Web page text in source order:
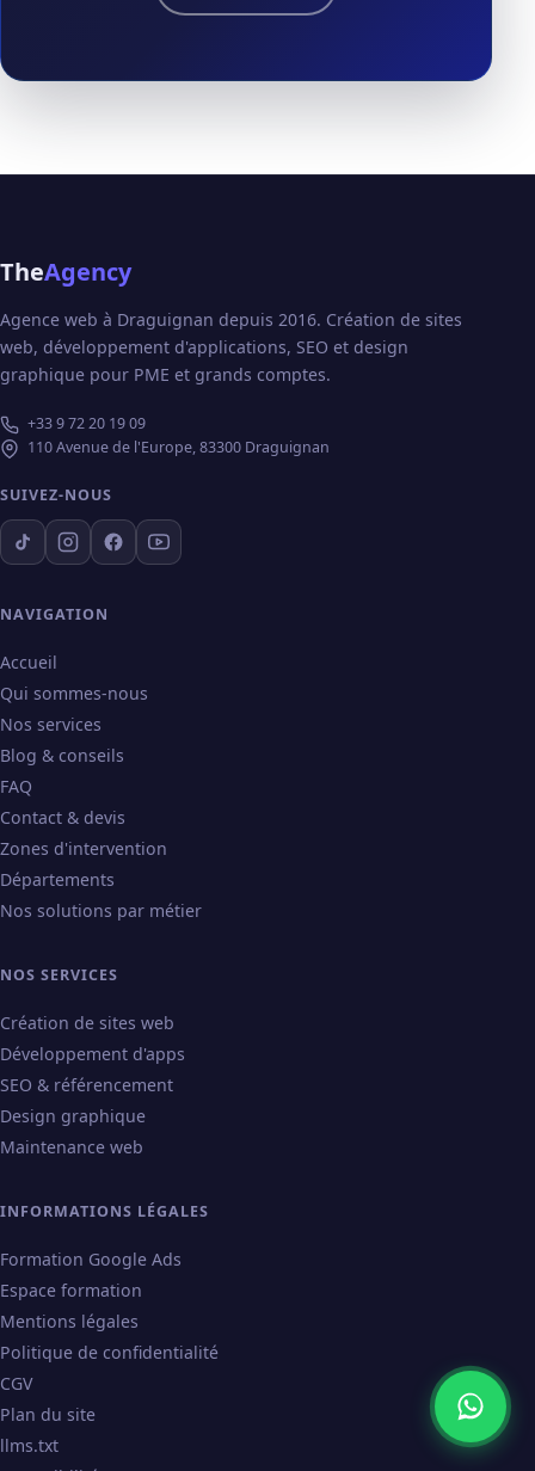
TheAgency
Agence web à Draguignan depuis 2016. Création de sites
web, développement d'applications, SEO et design
graphique pour PME et grands comptes.
+33 9 72 20 19 09
110 Avenue de l'Europe, 83300 Draguignan
SUIVEZ-NOUS
NAVIGATION
Accueil
Qui sommes-nous
Nos services
Blog & conseils
FAQ
Contact & devis
Zones d'intervention
Départements
Nos solutions par métier
NOS SERVICES
Création de sites web
Développement d'apps
SEO & référencement
Design graphique
Maintenance web
INFORMATIONS LÉGALES
Formation Google Ads
Espace formation
Mentions légales
Politique de confidentialité
CGV
Plan du site
llms.txt